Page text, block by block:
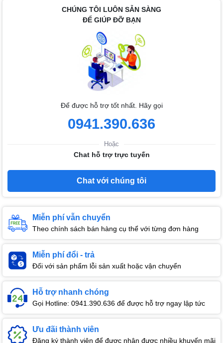
CHÚNG TÔI LUÔN SẴN SÀNG
ĐỂ GIÚP ĐỠ BẠN
Để được hỗ trợ tốt nhất. Hãy gọi
0941.390.636
Hoặc
Chat hỗ trợ trực tuyến
Chat với chúng tôi
Miễn phí vẫn chuyển
Theo chính sách bán hàng cụ thể với từng đơn hàng
Miễn phí đổi - trả
Đối với sản phẩm lỗi sản xuất hoặc vận chuyển
Hỗ trợ nhanh chóng
Gọi Hotline: 0941.390.636 để được hỗ trợ ngay lập tức
Ưu đãi thành viên
Đăng ký thành viên để được nhận được nhiều khuyến mãi